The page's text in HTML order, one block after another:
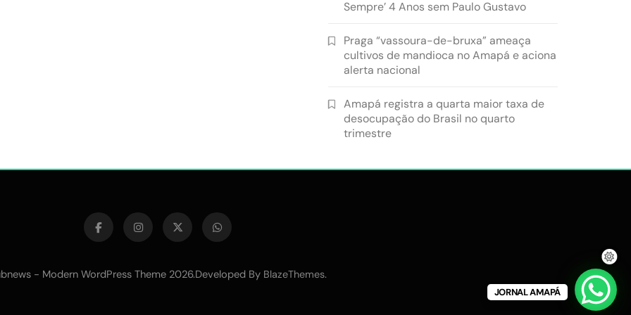
Sempre’ 4 Anos sem Paulo Gustavo
Praga “vassoura-de-bruxa” ameaça
cultivos de mandioca no Amapá e aciona
alerta nacional
Amapá registra a quarta maior taxa de
desocupação do Brasil no quarto
trimestre
- Modern WordPress Theme 2026.Developed By BlazeThemes.
JORNAL AMAPÁ